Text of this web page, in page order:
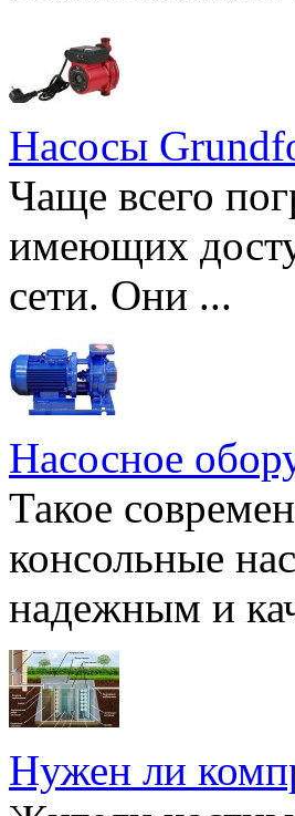
Насосы
Чаще всего
имеющих
сети. Они ...
Насосное
Такое
консольные
надежным и
Нужен ли